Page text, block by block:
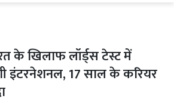
के खिलाफ लॉर्ड्स टेस्ट में
इंटरनेशनल, 17 साल के करियर